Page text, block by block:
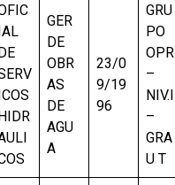
GER
DE
OBR
AS
DE
AGU
A
23/0
9/19
96
GRU
PO
OPR
–
NIV.I
–
GRA
U T